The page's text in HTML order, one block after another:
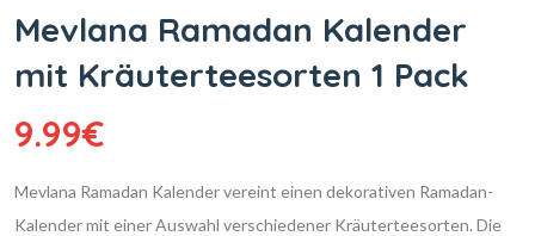
Mevlana Ramadan Kalender
mit Kräuterteesorten 1 Pack
9.99€
Mevlana Ramadan Kalender vereint einen dekorativen Ramadan-
Kalender mit einer Auswahl verschiedener Kräuterteesorten. Die